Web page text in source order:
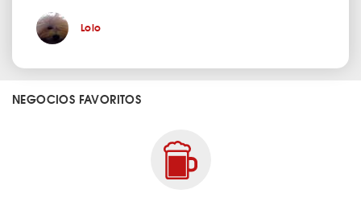
Lolo
NEGOCIOS FAVORITOS